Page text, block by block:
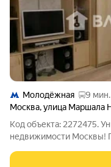
Молодёжная
9 мин.
Москва,улица Маршала
Код объекта: 2272475.
недвижимости Москвы!
идеально подойдёт для